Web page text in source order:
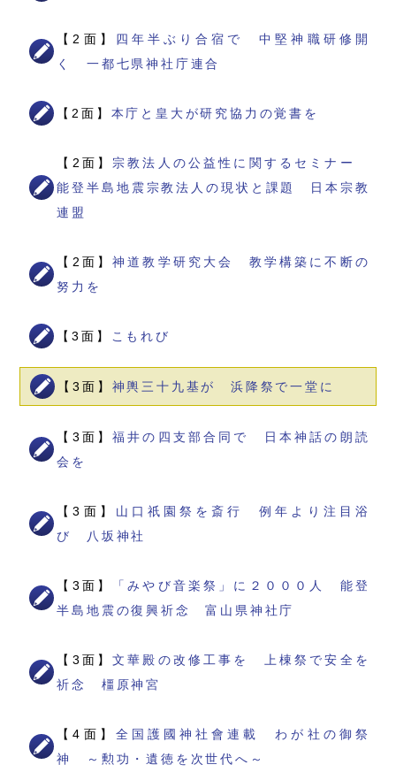
【2面】 四年半ぶり合宿で 中堅神職研修開
く 一都七県神社庁連合
【2面】 本庁と皇大が研究協力の覚書を
【2面】 宗教法人の公益性に関するセミナー
能登半島地震宗教法人の現状と課題 日本宗教
連盟
【2面】神道教学研究大会 教学構築に不断の
努力を
【3面】 こもれび
【3面】 神輿三十九基が 浜降祭で一堂に
【3面】福井の四支部合同で 日本神話の朗読
会を
【3面】 山口祇園祭を斎行 例年より注目浴
び 八坂神社
【3面】
「みやび音楽祭」に２０００人 能登
半島地震の復興祈念 富山県神社庁
【3面】文華殿の改修工事を 上棟祭で安全を
祈念 橿原神宮
【4面】 全国護國神社會連載 わが社の御祭
神 ～勲功・遺徳を次世代へ～